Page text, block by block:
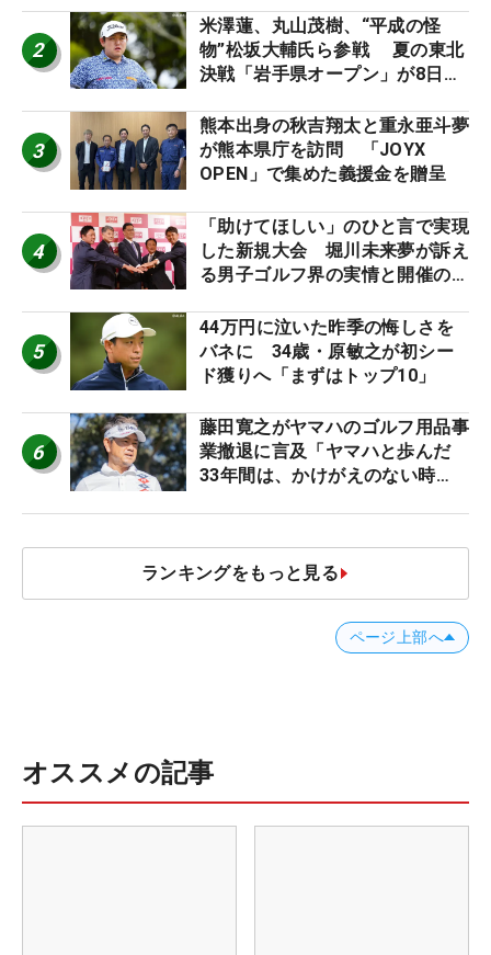
ーのヒトネタ！】
2
米澤蓮、丸山茂樹、“平成の怪
物”松坂大輔氏ら参戦 夏の東北
決戦「岩手県オープン」が8日開
3
熊本出身の秋吉翔太と重永亜斗夢
が熊本県庁を訪問 「JOYX
OPEN」で集めた義援金を贈呈
4
「助けてほしい」のひと言で実現
した新規大会 堀川未来夢が訴え
る男子ゴルフ界の実情と開催の舞
5
44万円に泣いた昨季の悔しさを
バネに 34歳・原敏之が初シー
ド獲りへ「まずはトップ10」
6
藤田寛之がヤマハのゴルフ用品事
業撤退に言及「ヤマハと歩んだ
33年間は、かけがえのない時
ランキングをもっと見る
ページ上部へ
オススメの記事